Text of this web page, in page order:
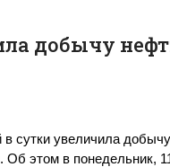
добычу
сутки увеличила
Об этом в понедельник,